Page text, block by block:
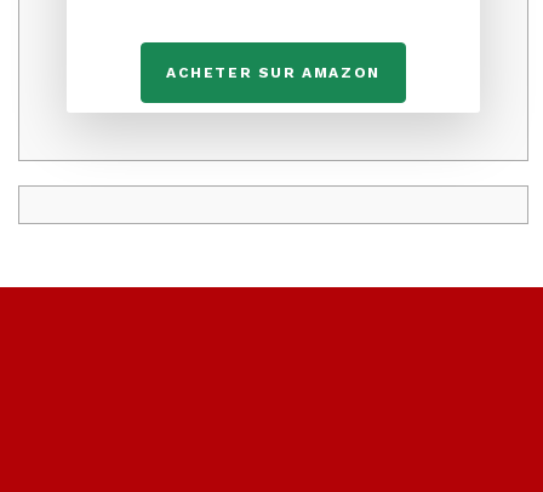
ACHETER SUR AMAZON